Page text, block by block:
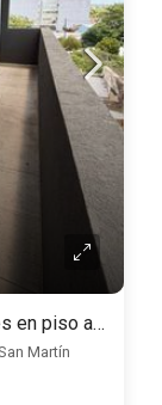
Departamento en venta de 3 ambientes en piso alto
Martín